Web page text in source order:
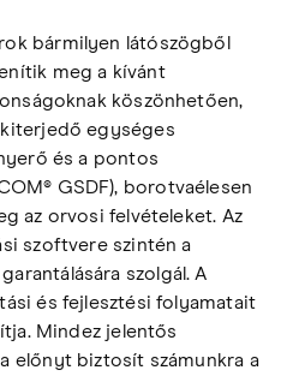
bármilyen látószögből
meg a kívánt
köszönhetően,
egységes
és a pontos
GSDF), borotvaélesen
az orvosi felvételeket. Az
szoftvere szintén a
szolgál. A
és fejlesztési folyamatait
Mindez jelentős
előnyt biztosít számunkra a